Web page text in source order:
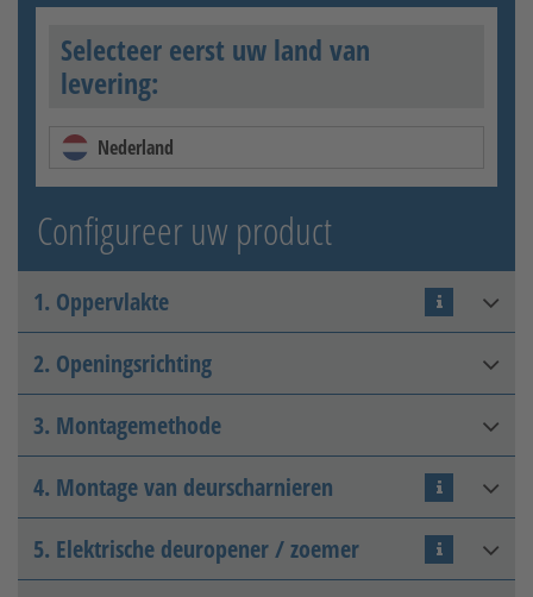
Selecteer eerst uw land van
levering:
Nederland
Configureer uw product
1. Oppervlakte
2. Openingsrichting
3. Montagemethode
Pijler-pijler
4. Montage van deurscharnieren
Terug met 2D tape
5. Elektrische deuropener / zoemer